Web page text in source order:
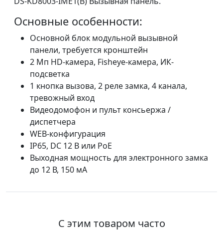
Основные особенности:
Основной блок модульной вызывной
панели, требуется кронштейн
2 Мп HD-камера, Fisheye-камера, ИК-
подсветка
1 кнопка вызова, 2 реле замка, 4 канала,
тревожный вход
Видеодомофон и пульт консьержа /
диспетчера
WEB-конфигурация
IP65, DC 12 В или PoE
Выходная мощность для электронного замка
до 12 В, 150 мА
С этим товаром часто